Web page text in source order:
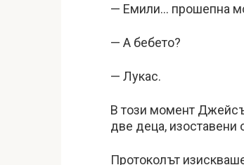
— Емили… прошепна
— А бебето?
— Лукас.
В този момент
две деца, изоставени
Протоколът